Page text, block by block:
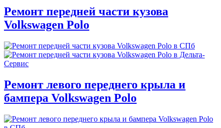
Ремонт передней части кузова
Volkswagen Polo
Ремонт левого переднего крыла и
бампера Volkswagen Polo